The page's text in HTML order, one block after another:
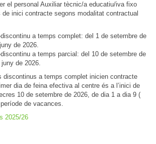
el personal Auxiliar tècnic/a educatiu/iva fixo
inici contracte segons modalitat contractual
a temps complet: del 1 de setembre de
de 2026.
a temps parcial: del 10 de setembre de
de 2026.
discontinus a temps complet inicien contracte
dia de feina efectiva al centre és a l’inici de
10 de setembre de 2026, de dia 1 a dia 9 (
de vacances.
2025/26